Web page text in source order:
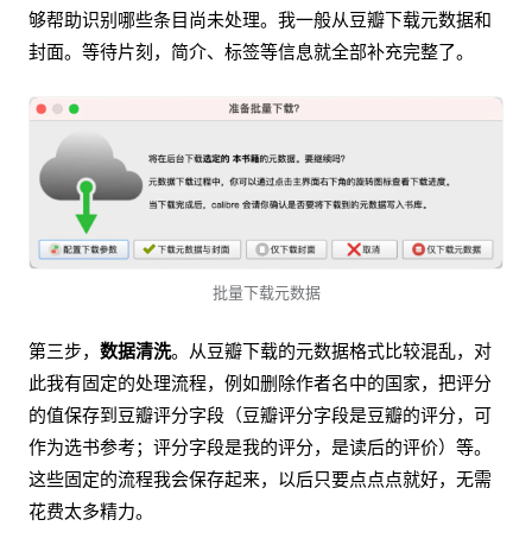
够帮助识别哪些条目尚未处理。我一般从豆瓣下载元数据和
封面。等待片刻，简介、标签等信息就全部补充完整了。
批量下载元数据
第三步， 数据清洗。从豆瓣下载的元数据格式比较混乱，对
此我有固定的处理流程，例如删除作者名中的国家，把评分
的值保存到豆瓣评分字段（豆瓣评分字段是豆瓣的评分，可
作为选书参考；评分字段是我的评分，是读后的评价）等。
这些固定的流程我会保存起来，以后只要点点点就好，无需
花费太多精力。